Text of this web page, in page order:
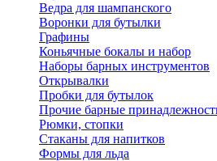
Ведра для шампанского
Воронки для бутылки
Графины
Коньячные бокалы и набор
Наборы барных инструментов
Открывалки
Пробки для бутылок
Прочие барные
Рюмки, стопки
Стаканы для напитков
Формы для льда